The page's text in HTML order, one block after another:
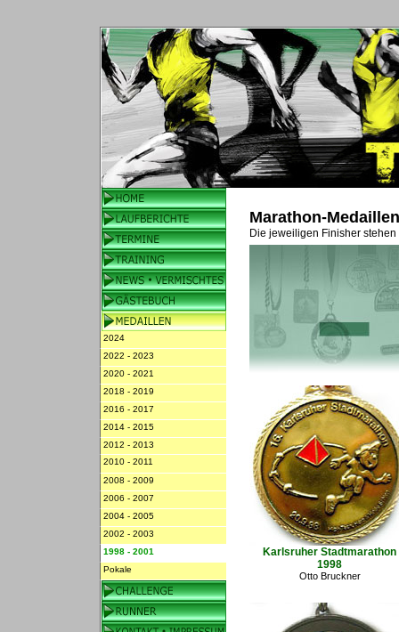
Marathon-
Die jeweiligen Finisher
2024
2022 - 2023
2020 - 2021
2018 - 2019
2016 - 2017
2014 - 2015
2012 - 2013
2010 - 2011
2008 - 2009
2006 - 2007
2004 - 2005
2002 - 2003
1998 - 2001
Pokale
Karlsruher Stadtmarathon
1998
Otto Bruckner